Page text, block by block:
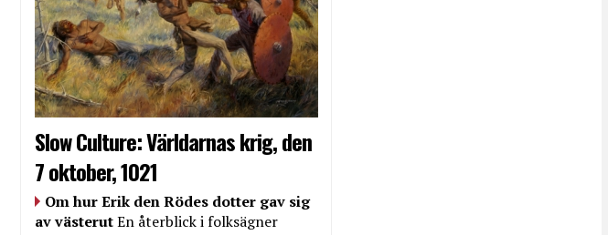
Slow Culture: Världarnas krig, den
7 oktober, 1021
Om hur Erik den Rödes dotter gav sig
av västerutEn återblick i folksägner